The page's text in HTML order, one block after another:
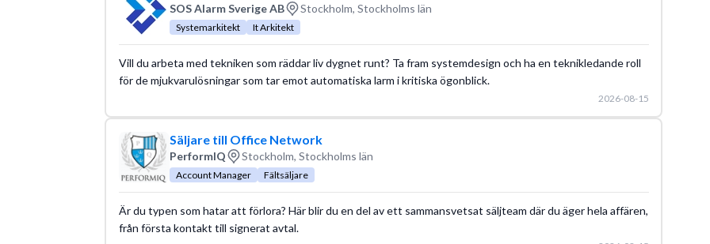
SOS Alarm Sverige AB Stockholm, Stockholms län
Systemarkitekt It Arkitekt
Vill du arbeta med tekniken som räddar liv dygnet runt? Ta fram systemdesign och ha en teknikledande roll
för de mjukvarulösningar som tar emot automatiska larm i kritiska ögonblick.
2026-08-15
Säljare till Office Network
PerformIQ Stockholm, Stockholms län
Account Manager Fältsäljare
Är du typen som hatar att förlora? Här blir du en del av ett sammansvetsat säljteam där du äger hela affären,
från första kontakt till signerat avtal.